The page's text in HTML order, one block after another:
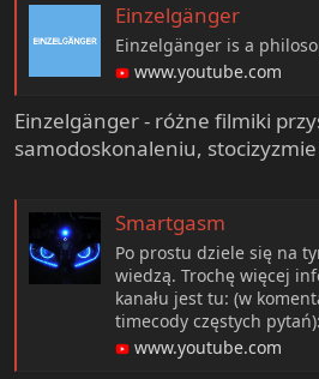
Einzelgänger
Einzelgänger is a
www.youtube.com
Einzelgänger - różne filmiki
samodoskonaleniu,
Smartgasm
Po prostu dziele się na
wiedzą. Trochę więcej
kanału jest tu: (w
timecody częstych
www.youtube.com